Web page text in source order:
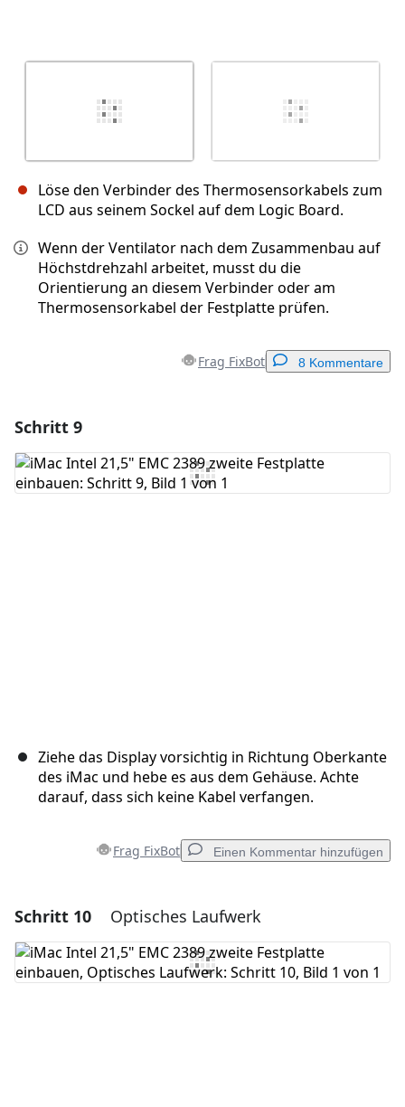
Löse den Verbinder des Thermosensorkabels zum
LCD aus seinem Sockel auf dem Logic Board.
Wenn der Ventilator nach dem Zusammenbau auf
Höchstdrehzahl arbeitet, musst du die
Orientierung an diesem Verbinder oder am
Thermosensorkabel der Festplatte prüfen.
Frag FixBot 8 Kommentare
Kommentar hinzufügen
Schritt 9
Ziehe das Display vorsichtig in Richtung Oberkante
des iMac und hebe es aus dem Gehäuse. Achte
darauf, dass sich keine Kabel verfangen.
Frag FixBot Einen Kommentar hinzufügen
Einen Kommentar hinzufügen
Kommentar hinzufügen
Schritt 10 Optisches Laufwerk